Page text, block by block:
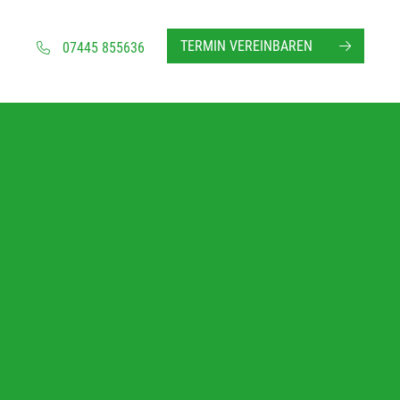
07445 855636 TERMIN VEREINBAREN